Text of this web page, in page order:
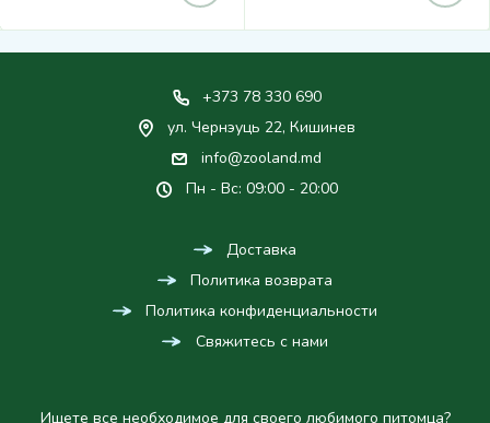
+373 78 330 690
ул. Чернэуць 22, Кишинев
info@zooland.md
Пн - Вс: 09:00 - 20:00
Доставка
Политика возврата
Политика конфиденциальности
Свяжитесь с нами
Ищете все необходимое для своего любимого питомца?